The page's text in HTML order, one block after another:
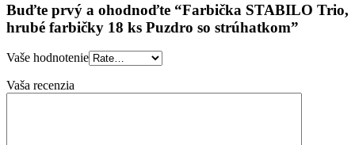
Buďte prvý a ohodnoďte “Farbička STABILO Trio,
hrubé farbičky 18 ks Puzdro so strúhatkom”
Vaše hodnotenie
Vaša recenzia